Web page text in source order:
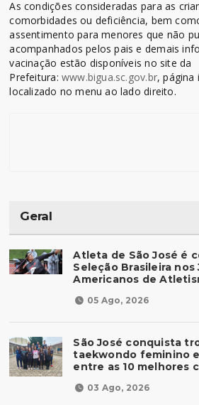
As condições consideradas para as
comorbidades ou deficiência, bem
assentimento para menores que não
acompanhados pelos pais e demais
vacinação estão disponíveis no site da
Prefeitura: www.bigua.sc.gov.br, página
localizado no menu ao lado direito.
Geral
Atleta de São José é
Seleção Brasileira nos
Americanos de
05 Ago, 2026
São José conquista
taekwondo feminino
entre as 10 melhores
03 Ago, 2026